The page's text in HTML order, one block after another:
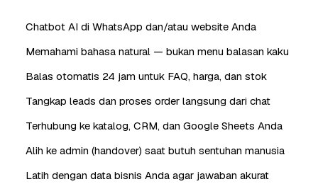
Chatbot AI di WhatsApp dan/atau website Anda
Memahami bahasa natural — bukan menu balasan kaku
Balas otomatis 24 jam untuk FAQ, harga, dan stok
Tangkap leads dan proses order langsung dari chat
Terhubung ke katalog, CRM, dan Google Sheets Anda
Alih ke admin (handover) saat butuh sentuhan manusia
Latih dengan data bisnis Anda agar jawaban akurat